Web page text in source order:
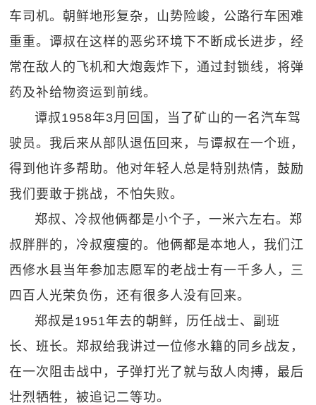
车司机。朝鲜地形复杂，山势险峻，公路行车困难
重重。谭叔在这样的恶劣环境下不断成长进步，经
常在敌人的飞机和大炮轰炸下，通过封锁线，将弹
药及补给物资运到前线。
谭叔1958年3月回国，当了矿山的一名汽车驾
驶员。我后来从部队退伍回来，与谭叔在一个班，
得到他许多帮助。他对年轻人总是特别热情，鼓励
我们要敢于挑战，不怕失败。
郑叔、冷叔他俩都是小个子，一米六左右。郑
叔胖胖的，冷叔瘦瘦的。他俩都是本地人，我们江
西修水县当年参加志愿军的老战士有一千多人，三
四百人光荣负伤，还有很多人没有回来。
郑叔是1951年去的朝鲜，历任战士、副班
长、班长。郑叔给我讲过一位修水籍的同乡战友，
在一次阻击战中，子弹打光了就与敌人肉搏，最后
壮烈牺牲，被追记二等功。